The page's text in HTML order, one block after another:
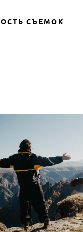
СЪЕМОК